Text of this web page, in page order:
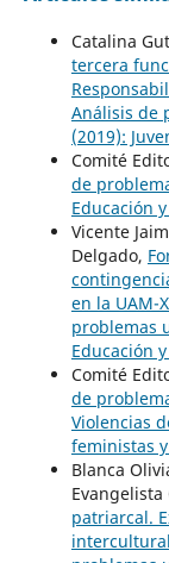
Catalina
tercera
Análisis de
(2019):
Comité
de
Educación
Vicente
Delgado,
en la UAM-
problemas
Educación
Comité
de
Violencias
feministas
Blanca
Evangelista
patriarcal.